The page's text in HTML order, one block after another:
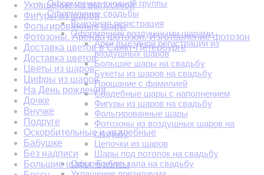
Оформление входной группы
Оформление свадьбы
Выездная регистрация
Оформление воздушными шарами
Арки выездной регистрации из
воздушных шаров
Большие шары на свадьбу
Букеты из шаров на свадьбу
Прощание с фамилией
Свадебные шары с наполнением
Фигуры из шаров на свадьбу
Фольгированные шары
Фотозоны из воздушных шаров на
свадьбу
Цепочки из шаров
Шары под потолок на свадьбу
Оформление зала на свадьбу
Украшение на выпускной
Фигуры из шаров
Фольгированные шары
Фотозоны. Аренда фотозон. Изготовление фотозон
Доставка цветов в Санкт-Петербурге
Доставка цветов
Цветы из шаров
Цифры из шаров
На День рождения
Дочке
Внучке
Подруге
Оскорбительные и хвалебные
Бабушке
Без надписи
Большие шары. Баблсы